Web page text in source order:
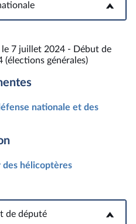
nationale
le 7 juillet 2024 - Début de
générales)
nationale et des
des hélicoptères
de député
mandat de député